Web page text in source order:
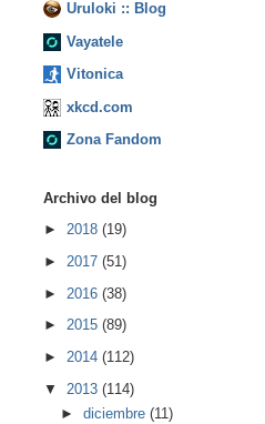
Uruloki :: Blog
Vayatele
Vitonica
xkcd.com
Zona Fandom
Archivo del blog
► 2018 (19)
► 2017 (51)
► 2016 (38)
► 2015 (89)
► 2014 (112)
▼ 2013 (114)
►diciembre(11)